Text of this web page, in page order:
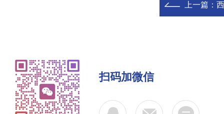
上一篇：
扫码加微信